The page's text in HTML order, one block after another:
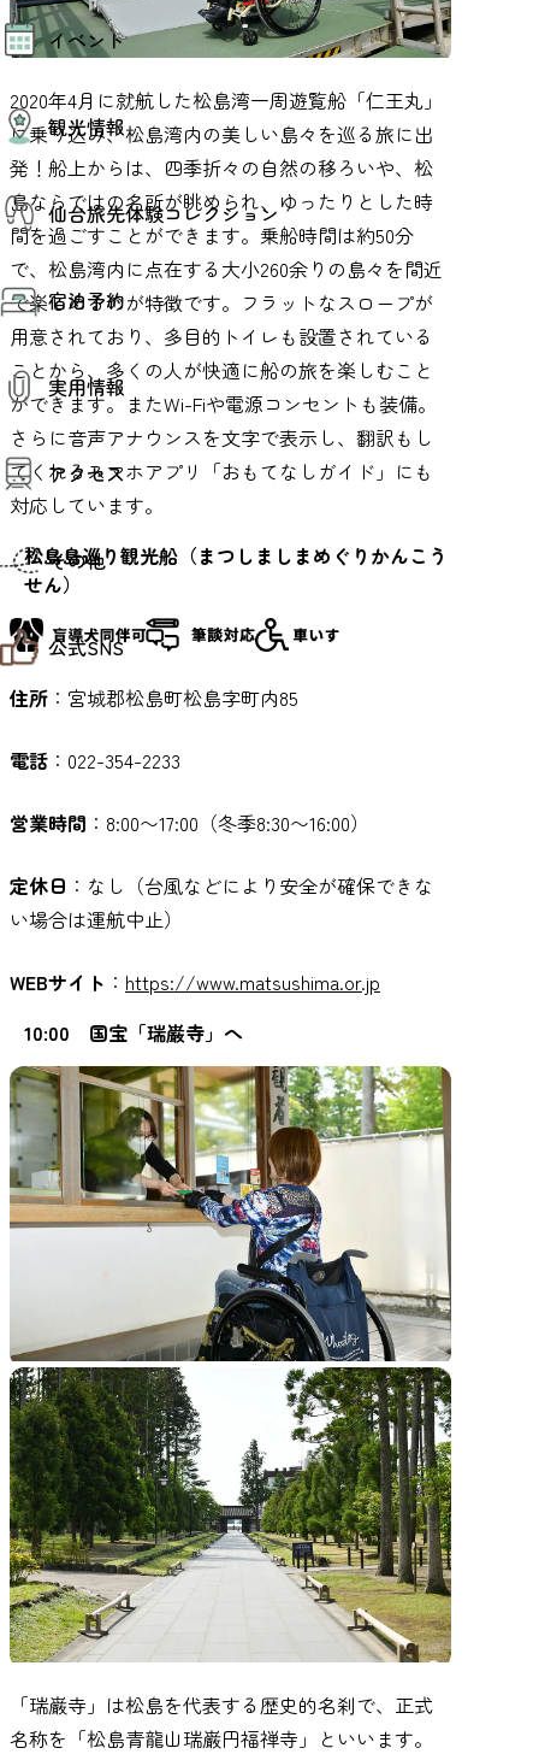
モデルコース
AIおまかせコース
オリジナルプラン
みんなの旅行記
イベント
イベント情報
その他イベント情報（音楽・展示会）
スポーツ情報
コンベンション情報
観光情報
温泉
美味いもの
季節のイベント
プロスポーツチーム・プロオーケストラ
仙台の銘品
仙台夜時間
宿泊施設
仙台観光マップ
仙台旅先体験コレクション
仙台旅先体験コレクション
体験プログラム検索（予約）
体験事業者からのお知らせ
体験トピックス
体験事業者
宿泊予約
宿泊予約
実用情報
観光案内
お役立ち情報
観光アプリ
アクセス
市内の交通情報
お得なチケット
その他
お問い合わせ
観光マップ
プライバシーポリシー
仙臺写真館フォトギャラリー
公式SNS
せんだい旅日和 X
せんだい旅日和 Facebook
仙台旅先体験コレクション Instagaram
2020年4月に就航した松島湾一周遊覧船「仁王丸」
に乗り込み、松島湾内の美しい島々を巡る旅に出
発！船上からは、四季折々の自然の移ろいや、松
島ならではの名所が眺められ、ゆったりとした時
間を過ごすことができます。乗船時間は約50分
で、松島湾内に点在する大小260余りの島々を間近
で楽しめるのが特徴です。フラットなスロープが
用意されており、多目的トイレも設置されている
ことから、多くの人が快適に船の旅を楽しむこと
ができます。またWi-Fiや電源コンセントも装備。
さらに音声アナウンスを文字で表示し、翻訳もし
てくれるスマホアプリ「おもてなしガイド」にも
対応しています。
松島島巡り観光船（まつしましまめぐりかんこう
せん）
住所 ：宮城郡松島町松島字町内85
電話 ：022-354-2233
営業時間 ：8:00〜17:00（冬季8:30〜16:00）
定休日 ：なし（台風などにより安全が確保できな
い場合は運航中止）
WEBサイト ： https://www.matsushima.or.jp
10:00 国宝「瑞巌寺」へ
「瑞巌寺」は松島を代表する歴史的名刹で、正式
名称を「松島青龍山瑞巌円福禅寺」といいます。